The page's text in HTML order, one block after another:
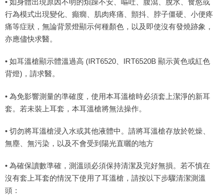
• 如身體出現原因不明的煩躁不安、嘔吐、腹瀉、脫水、食慾或
行為模式出現變化、癲癇、肌肉疼痛、顫抖、脖子僵硬、小便疼
痛等症狀，無論背景燈顯示何種顏色，以及即使沒有發燒跡象，
亦應儘快求醫。
• 如耳溫槍顯示體溫過高 (IRT6520、IRT6520B 顯示黃色或紅色
背燈)，請求醫。
• 為免影響測量的準確度，使用本耳溫槍時必須套上潔淨的新耳
套。若未裝上耳套，本耳溫槍將無法操作。
• 切勿將耳溫槍浸入水或其他液體中。請將耳溫槍存放於乾燥、
無塵、無污染，以及不會受到陽光直曬的地方
• 為確保讀數準確，測溫頭必須保持清潔及完好無損。若不慎在
沒有套上耳套的情況下使用了耳溫槍，請按以下步驟清潔測溫
頭：